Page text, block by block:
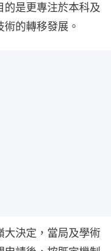
的是更專注於本科及
的轉移發展。
大決定，當局及學術